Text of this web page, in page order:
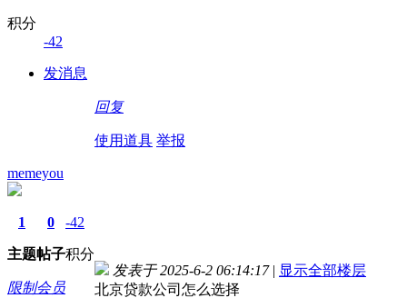
积分
-42
发消息
回复
使用道具 举报
memeyou
1
主题
0
帖子
-42
积分
限制会员
发表于 2025-6-2 06:14:17 | 显示全部楼层
北京贷款公司怎么选择